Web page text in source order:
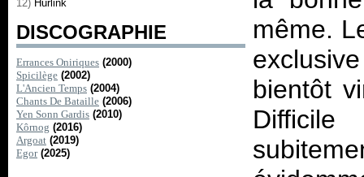
12) Hurlink
DISCOGRAPHIE
Errances Oniriques (2000)
Spicilège (2002)
L'Ancien Temps (2004)
Chants De Bataille (2006)
Yen Sonn Gardis (2010)
Kôrnog (2016)
Argoat (2019)
Egor (2025)
même.
bientôt
Difficile